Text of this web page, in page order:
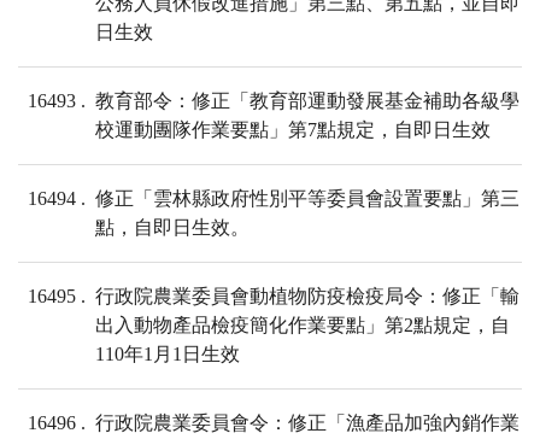
日生效
16493
教育部令：修正「教育部運動發展基金補助各級學
校運動團隊作業要點」第7點規定，自即日生效
16494
修正「雲林縣政府性別平等委員會設置要點」第三
點，自即日生效。
16495
行政院農業委員會動植物防疫檢疫局令：修正「輸
出入動物產品檢疫簡化作業要點」第2點規定，自
110年1月1日生效
16496
行政院農業委員會令：修正「漁產品加強內銷作業